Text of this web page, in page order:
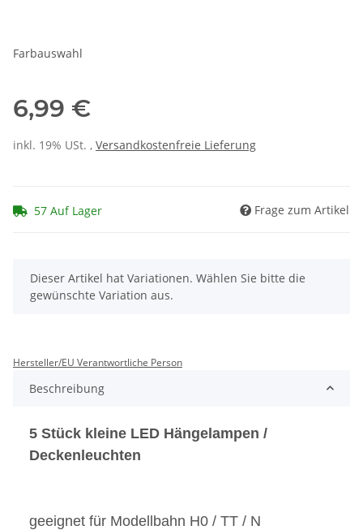
Farbauswahl
6,99 €
inkl. 19% USt. , Versandkostenfreie Lieferung
57 Auf Lager Frage zum Artikel
x
Dieser Artikel hat Variationen. Wählen Sie bitte die
gewünschte Variation aus.
Hersteller/EU Verantwortliche Person
Beschreibung
5 Stück kleine LED Hängelampen /
Deckenleuchten
geeignet für Modellbahn H0 / TT / N